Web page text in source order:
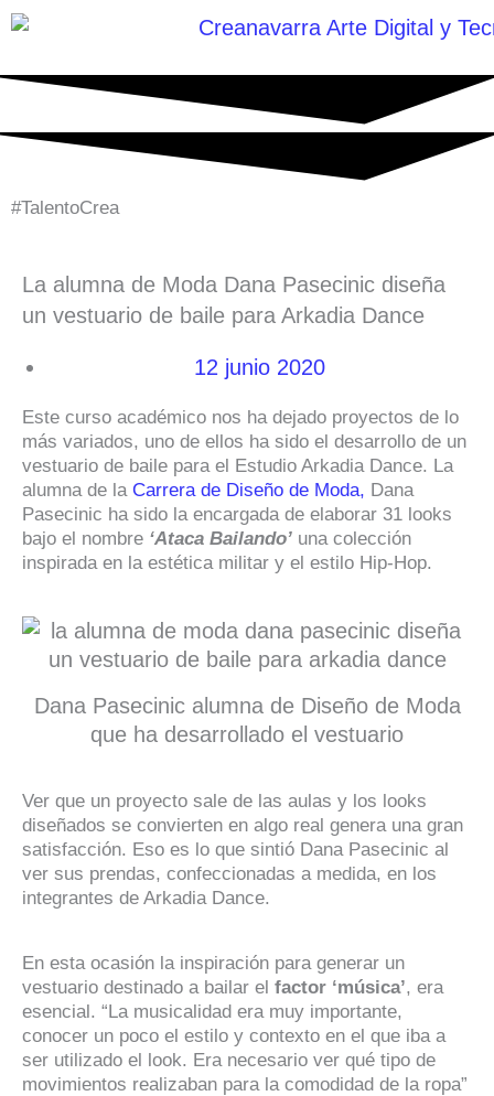
Ir
contenido
#TalentoCrea
La alumna de Moda Dana Pasecinic diseña
un vestuario de baile para Arkadia Dance
12 junio 2020
Este curso académico nos ha dejado proyectos de lo
más variados, uno de ellos ha sido el desarrollo de un
vestuario de baile para el Estudio Arkadia Dance. La
alumna de la Carrera de Diseño de Moda, Dana
Pasecinic ha sido la encargada de elaborar 31 looks
bajo el nombre ‘Ataca Bailando’ una colección
inspirada en la estética militar y el estilo Hip-Hop.
Dana Pasecinic alumna de Diseño de Moda
que ha desarrollado el vestuario
Ver que un proyecto sale de las aulas y los looks
diseñados se convierten en algo real genera una gran
satisfacción. Eso es lo que sintió Dana Pasecinic al
ver sus prendas, confeccionadas a medida, en los
integrantes de Arkadia Dance.
En esta ocasión la inspiración para generar un
vestuario destinado a bailar el factor ‘música’, era
esencial. “La musicalidad era muy importante,
conocer un poco el estilo y contexto en el que iba a
ser utilizado el look. Era necesario ver qué tipo de
movimientos realizaban para la comodidad de la ropa”